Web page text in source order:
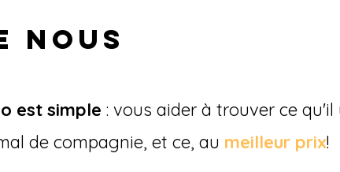
nous
est simple : vous aider à trouver ce
de compagnie, et ce, au meilleur prix!